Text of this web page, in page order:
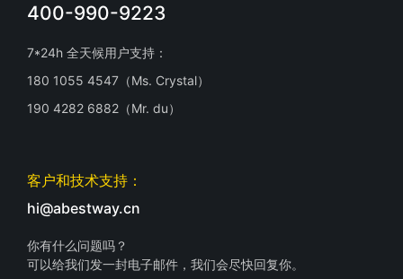
400-990-9223
7*24h 全天候用户支持：
180 1055 4547（Ms. Crystal）
190 4282 6882（Mr. du）
客户和技术支持：
hi@abestway.cn
你有什么问题吗？
可以给我们发一封电子邮件，我们会尽快回复你。